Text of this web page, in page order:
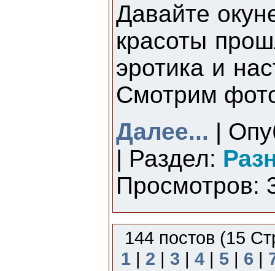
Давайте
красоты
эротика и
Смотрим
Далее... |
| Раздел:
Просмотров:
144 постов (15
1 | 2 | 3 | 4 | 5 | 6 |